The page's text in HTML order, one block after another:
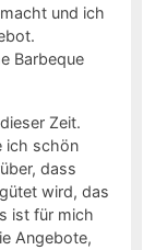
und ich
Barbeque
Zeit.
ich schön
dass
wird, das
ist für mich
Angebote,